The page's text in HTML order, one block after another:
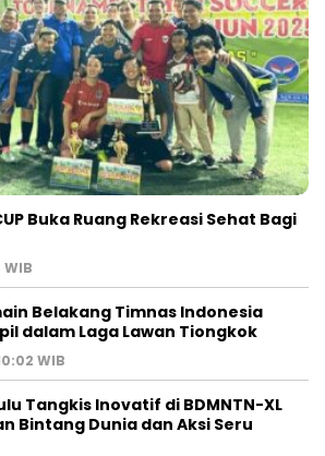
Buka Ruang Rekreasi Sehat Bagi
Belakang Timnas Indonesia
dalam Laga Lawan Tiongkok
WIB
Tangkis Inovatif di BDMNTN-XL
Bintang Dunia dan Aksi Seru